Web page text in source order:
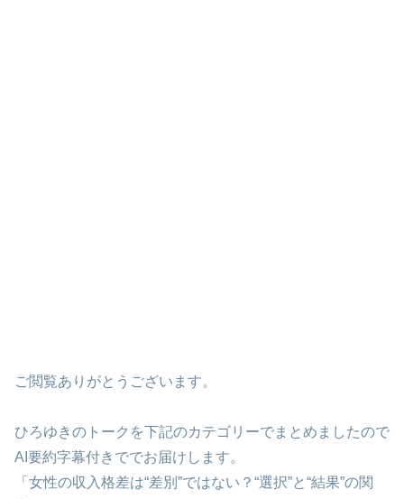
ご閲覧ありがとうございます。
ひろゆきのトークを下記のカテゴリーでまとめましたので
AI要約字幕付きででお届けします。
「女性の収入格差は“差別”ではない？“選択”と“結果”の関